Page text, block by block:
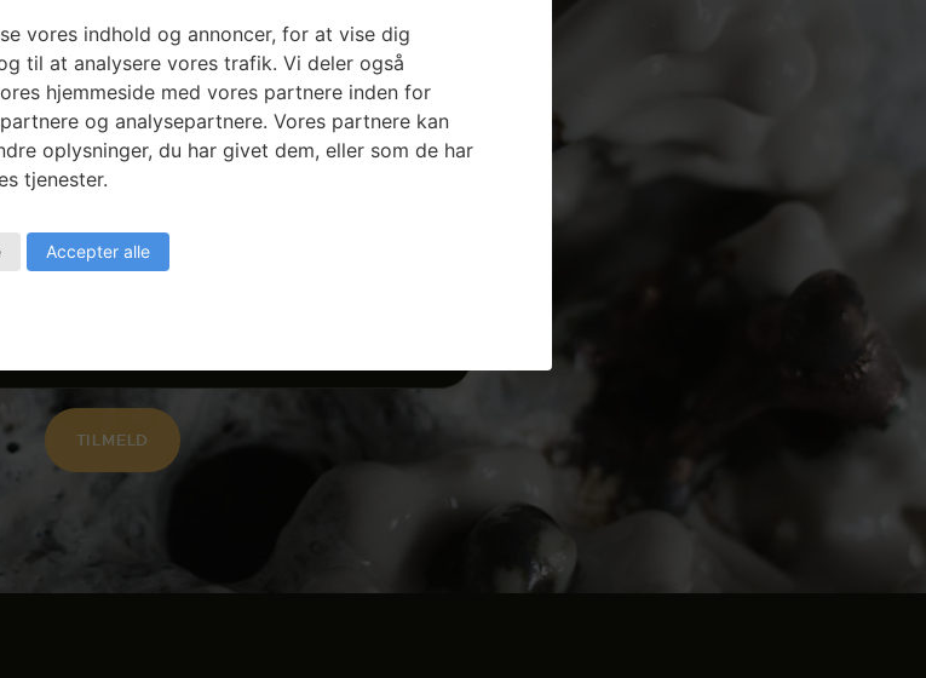
arrangementer og
direkte i din indbakke.
vores indhold og annoncer, for at vise dig
til at analysere vores trafik. Vi deler også
hjemmeside med vores partnere inden for
og analysepartnere. Vores partnere kan
oplysninger, du har givet dem, eller som de har
tjenester.
Accepter alle